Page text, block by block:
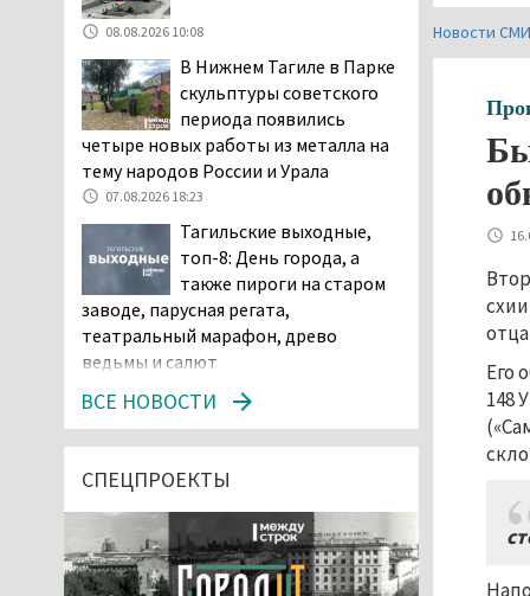
Новости
Его
148
08.08.2026 10:08
В Нижнем Тагиле в Парке
скульптуры советского
периода появились
четыре новых работы из металла на
тему народов России и Урала
07.08.2026 18:23
Тагильские выходные,
топ-8: День города, а
также пироги на старом
заводе, парусная регата,
театральный марафон, древо
ведьмы и салют
оставил без изменений
наказание водителю,
наркотического опьянения
07.08.2026 15:35
Пять человек погибли в
ВСЕ НОВОСТИ
СПЕЦПРОЕКТЫ